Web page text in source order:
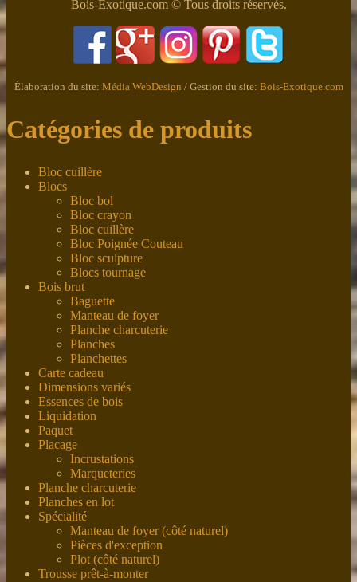
Bois-Exotique.com © Tous droits réservés.
Élaboration du site: Média WebDesign / Gestion du site: Bois-Exotique.com
Catégories de produits
Bloc cuillère
Blocs
Bloc bol
Bloc crayon
Bloc cuillère
Bloc Poignée Couteau
Bloc sculpture
Blocs tournage
Bois brut
Baguette
Manteau de foyer
Planche charcuterie
Planches
Planchettes
Carte cadeau
Dimensions variés
Essences de bois
Liquidation
Paquet
Placage
Incrustations
Marqueteries
Planche charcuterie
Planches en lot
Spécialité
Manteau de foyer (côté naturel)
Pièces d'exception
Plot (côté naturel)
Trousse prêt-à-monter